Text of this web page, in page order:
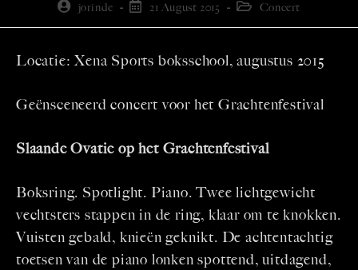
jorinde 21 August 2015 Concert
Locatie: Xena Sports boksschool, augustus 2015
Geënsceneerd concert voor het Grachtenfestival
Slaande Ovatie op het Grachtenfestival
Boksring. Spotlight. Piano. Twee lichtgewicht
vechtsters stappen in de ring, klaar om te knokken.
Vuisten gebald, knieën geknikt. De achtentachtig
toetsen van de piano lonken spottend, uitdagend,